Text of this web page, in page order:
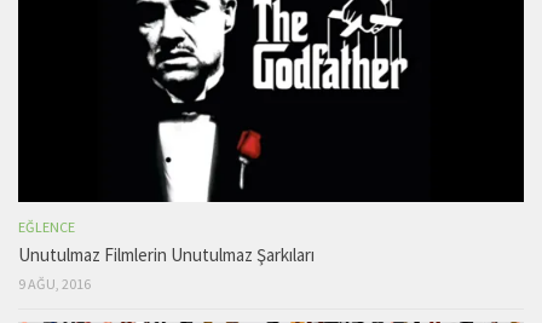
EĞLENCE
Unutulmaz Filmlerin Unutulmaz Şarkıları
9 AĞU, 2016